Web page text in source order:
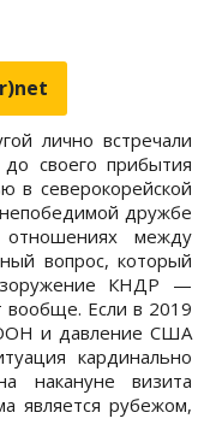
лично встречали
своего прибытия
в северокорейской
непобедимой дружбе
между
вопрос, который
КНДР —
вообще. Если в 2019
и давление США
кардинально
накануне визита
является рубежом,